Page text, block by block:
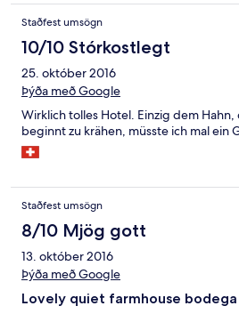
Staðfest umsögn
10/10 Stórkostlegt
25. október 2016
Þýða með Google
Wirklich tolles Hotel. Einzig dem
beginnt zu krähen, müsste ich mal ein
Staðfest umsögn
8/10 Mjög gott
13. október 2016
Þýða með Google
Lovely quiet farmhouse bodega